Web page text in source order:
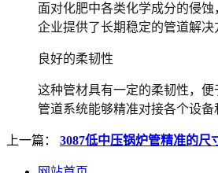
面对化肥中各类化学成分的侵
企业提供了长期稳定的管道解决
良好的柔韧性
这种管材具有一定的柔韧性，
管道系统能够精准对接各个设备
上一篇： 3087低中压锅炉管精准的尺